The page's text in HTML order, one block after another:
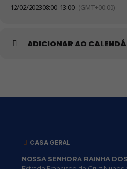
12/02/202308:00-13:00 (GMT+00:00)
ADICIONAR AO
CASA GERAL
NOSSA SENHORA RAINHA